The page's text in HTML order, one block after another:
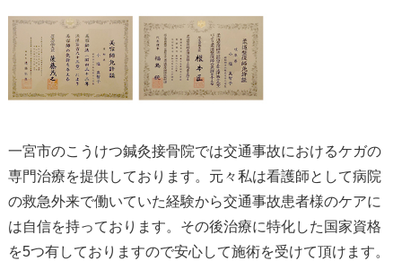
一宮市のこうけつ鍼灸接骨院では交通事故におけるケガの
専門治療を提供しております。元々私は看護師として病院
の救急外来で働いていた経験から交通事故患者様のケアに
は自信を持っております。その後治療に特化した国家資格
を5つ有しておりますので安心して施術を受けて頂けます。